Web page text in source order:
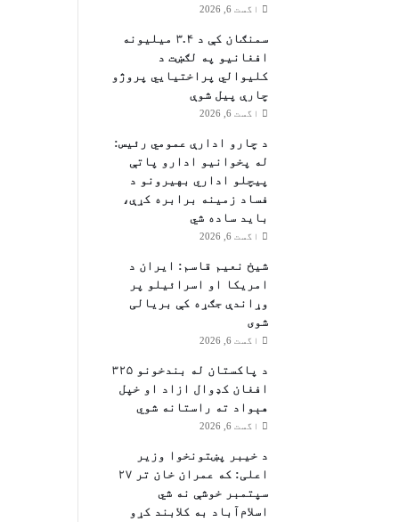
اگست 6, 2026
سمنګان کې د ۳.۴ میلیونه
افغانیو په لګښت د
کلیوالي پراختیايي پروژو
چارې پیل شوې
اگست 6, 2026
د چارو ادارې عمومي رئیس:
له پخوانیو ادارو پاتې
پيچلو اداري بهیرونو د
فساد زمینه برابره کړې،
باید ساده شي
اگست 6, 2026
شیخ نعیم قاسم: ایران د
امریکا او اسرائیلو پر
وړاندې جګړه کې بریالی
شوی
اگست 6, 2026
د پاکستان له بندخونو ۳۲۵
افغان کډوال ازاد او خپل
هېواد ته راستانه شوي
اگست 6, 2026
د خیبر پښتونخوا وزیر
اعلی: که عمران خان تر ۲۷
سپتمبر خوشې نه شي
اسلام‌آباد به کلابند کړو